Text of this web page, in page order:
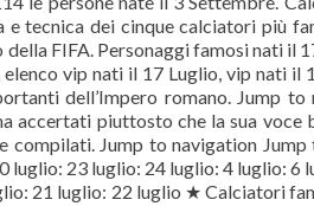
e tecnica dei cinque calciatori più
FIFA. Personaggi famosi nati il
vip nati il 17 Luglio, vip nati il
dell’Impero romano. Jump
accertati piuttosto che la sua
compilati. Jump to navigation
luglio: 23 luglio: 24 luglio: 4 luglio:
21 luglio: 22 luglio ★ Calciatori